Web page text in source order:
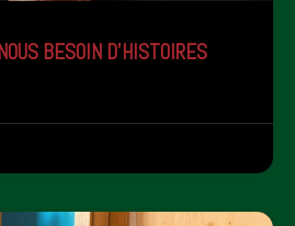
BESOIN D'HISTOIRES